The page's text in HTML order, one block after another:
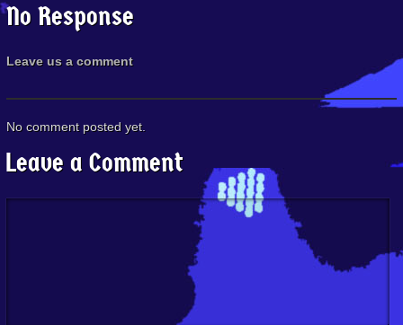
No Response
Leave us a comment
No comment posted yet.
Leave a Comment